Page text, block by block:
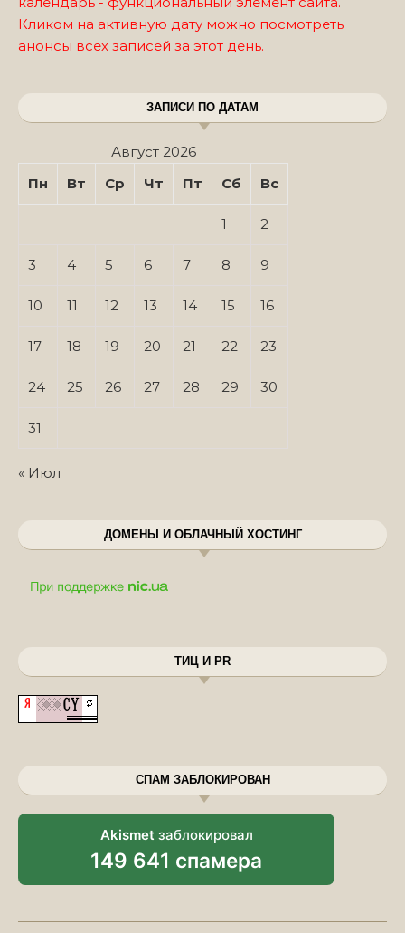
Кликом на активную дату можно посмотреть
анонсы всех записей за этот день.
ЗАПИСИ ПО ДАТАМ
Август 2026
Пн
Вт Ср Чт Пт Сб Вс
1 2
3 4 5 6 7 8 9
10 11 12 13 14 15 16
17 18 19 20 21 22 23
24 25 26 27 28 29 30
31
« Июл
ДОМЕНЫ И ОБЛАЧНЫЙ ХОСТИНГ
ТИЦ И PR
СПАМ ЗАБЛОКИРОВАН
Akismet заблокировал
149 641 спамера